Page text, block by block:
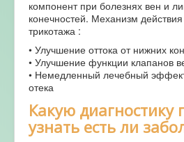
компонент при болезнях вен и
конечностей. Механизм
трикотажа :
• Улучшение оттока от нижних
• Улучшение функции клапанов
• Немедленный лечебный
отека
Какую диагностику
узнать есть ли